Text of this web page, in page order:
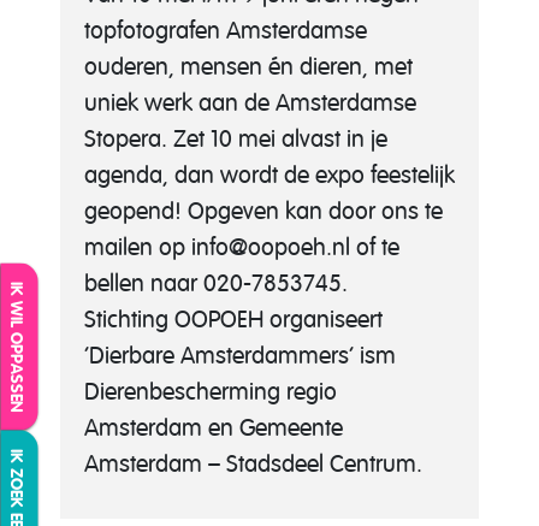
IK WIL OPPASSEN
topfotografen Amsterdamse
ouderen, mensen én dieren, met
uniek werk aan de Amsterdamse
Stopera. Zet 10 mei alvast in je
agenda, dan wordt de expo feestelijk
geopend! Opgeven kan door ons te
mailen op info@oopoeh.nl of te
bellen naar 020-7853745.
Stichting OOPOEH organiseert
‘Dierbare Amsterdammers’ ism
Dierenbescherming regio
Amsterdam en Gemeente
Amsterdam – Stadsdeel Centrum.